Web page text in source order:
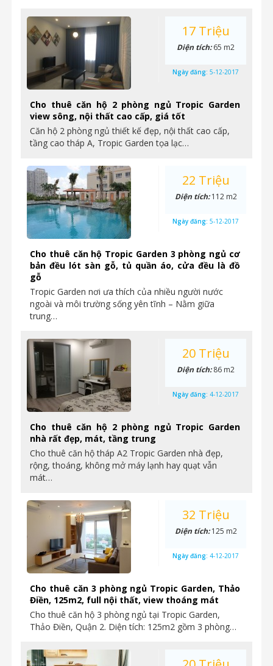
Cho thuê căn hộ 2 phòng ngủ Tropic Garden
view sông, nội thất cao cấp, giá tốt
Căn hộ 2 phòng ngủ thiết kế đẹp, nội thất cao cấp,
tầng cao tháp A, Tropic Garden tọa lạc…
17 Triệu
Diện tích:65 m2
Ngày đăng: 5-12-2017
Cho thuê căn hộ Tropic Garden 3 phòng ngủ cơ
bản đều lót sàn gỗ, tủ quần áo, cửa đều là đồ
gỗ
Tropic Garden nơi ưa thích của nhiều người nước
ngoài và môi trường sống yên tĩnh – Nằm giữa
trung…
22 Triệu
Diện tích:112 m2
Ngày đăng: 5-12-2017
Cho thuê căn hộ 2 phòng ngủ Tropic Garden
nhà rất đẹp, mát, tầng trung
Cho thuê căn hộ tháp A2 Tropic Garden nhà đẹp,
rộng, thoáng, không mở máy lạnh hay quạt vẫn
mát…
20 Triệu
Diện tích:86 m2
Ngày đăng: 4-12-2017
Cho thuê căn 3 phòng ngủ Tropic Garden, Thảo
Điền, 125m2, full nội thất, view thoáng mát
Cho thuê căn hộ 3 phòng ngủ tại Tropic Garden,
Thảo Điền, Quận 2. Diện tích: 125m2 gồm 3 phòng…
32 Triệu
Diện tích:125 m2
Ngày đăng: 4-12-2017